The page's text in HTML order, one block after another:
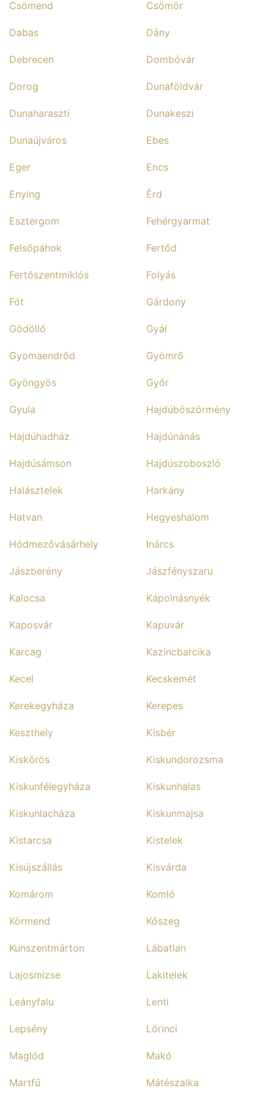
Csömend Csömör
Dabas Dány
Debrecen Dombóvár
Dorog Dunaföldvár
Dunaharaszti Dunakeszi
Dunaújváros Ebes
Eger Encs
Enying Érd
Esztergom Fehérgyarmat
Felsőpáhok Fertőd
Fertőszentmiklós Folyás
Fót Gárdony
Gödöllő Gyál
Gyomaendrőd Gyömrő
Gyöngyös Győr
Gyula Hajdúböszörmény
Hajdúhadház Hajdúnánás
Hajdúsámson Hajdúszoboszló
Halásztelek Harkány
Hatvan Hegyeshalom
Hódmezővásárhely Inárcs
Jászberény Jászfényszaru
Kalocsa Kápolnásnyék
Kaposvár Kapuvár
Karcag Kazincbarcika
Kecel Kecskemét
Kerekegyháza Kerepes
Keszthely Kisbér
Kiskőrös Kiskundorozsma
Kiskunfélegyháza Kiskunhalas
Kiskunlacháza Kiskunmajsa
Kistarcsa Kistelek
Kisújszállás Kisvárda
Komárom Komló
Körmend Kőszeg
Kunszentmárton Lábatlan
Lajosmizse Lakitelek
Leányfalu Lenti
Lepsény Lőrinci
Maglód Makó
Martfű Mátészalka